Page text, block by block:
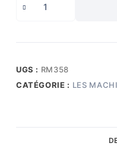
de
À
AVEC
AFFICHAGE
RM358
UGS : RM358
CATÉGORIE : LES